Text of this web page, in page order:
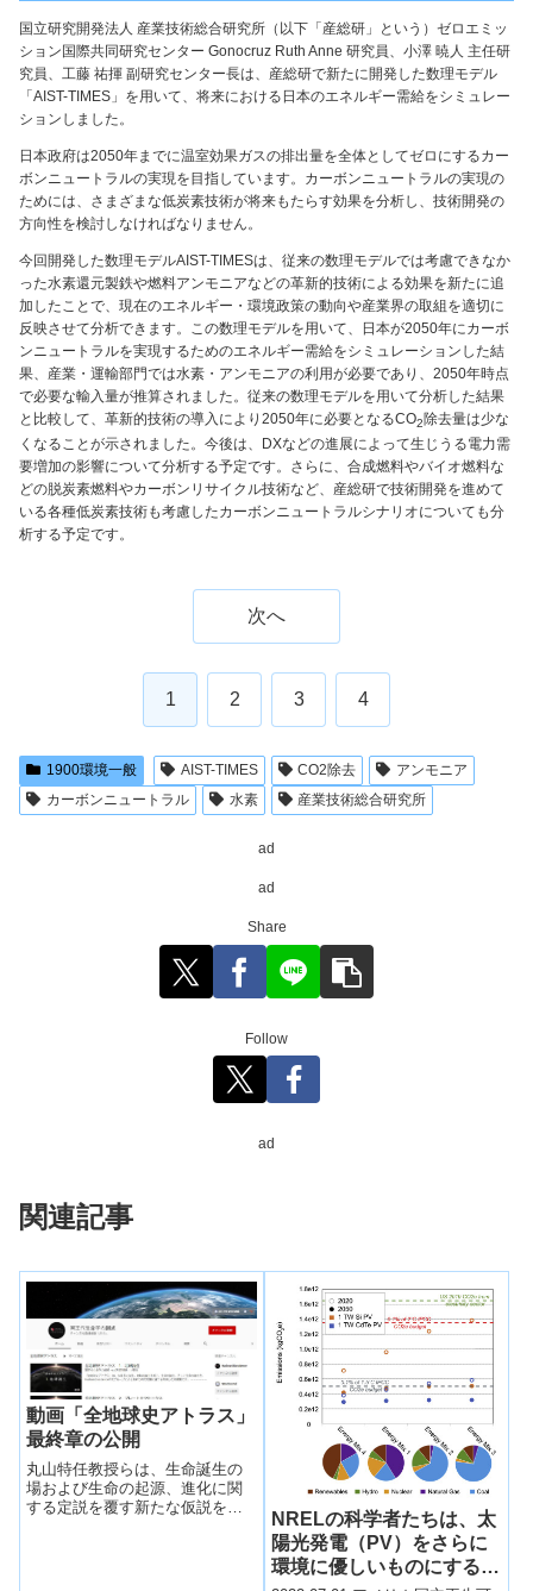
国立研究開発法人 産業技術総合研究所（以下「産総研」という）ゼロエミッ
ション国際共同研究センター Gonocruz Ruth Anne 研究員、小澤 暁人 主任研
究員、工藤 祐揮 副研究センター長は、産総研で新たに開発した数理モデル
「AIST-TIMES」を用いて、将来における日本のエネルギー需給をシミュレー
ションしました。
日本政府は2050年までに温室効果ガスの排出量を全体としてゼロにするカー
ボンニュートラルの実現を目指しています。カーボンニュートラルの実現の
ためには、さまざまな低炭素技術が将来もたらす効果を分析し、技術開発の
方向性を検討しなければなりません。
今回開発した数理モデルAIST-TIMESは、従来の数理モデルでは考慮できなか
った水素還元製鉄や燃料アンモニアなどの革新的技術による効果を新たに追
加したことで、現在のエネルギー・環境政策の動向や産業界の取組を適切に
反映させて分析できます。この数理モデルを用いて、日本が2050年にカーボ
ンニュートラルを実現するためのエネルギー需給をシミュレーションした結
果、産業・運輸部門では水素・アンモニアの利用が必要であり、2050年時点
で必要な輸入量が推算されました。従来の数理モデルを用いて分析した結果
と比較して、革新的技術の導入により2050年に必要となるCO2除去量は少な
くなることが示されました。今後は、DXなどの進展によって生じうる電力需
要増加の影響について分析する予定です。さらに、合成燃料やバイオ燃料な
どの脱炭素燃料やカーボンリサイクル技術など、産総研で技術開発を進めて
いる各種低炭素技術も考慮したカーボンニュートラルシナリオについても分
析する予定です。
次へ
1 2 3 4
1900環境一般 AIST-TIMES CO2除去
アンモニア
カーボンニュートラル
水素 産業技術総合研究所
ad
ad
Share
Follow
ad
関連記事
動画「全地球史アトラス」
最終章の公開
丸山特任教授らは、生命誕生の
場および生命の起源、進化に関
する定説を覆す新たな仮説を提
NRELの科学者たちは、太
陽光発電（PV）をさらに
環境に優しいものにする方